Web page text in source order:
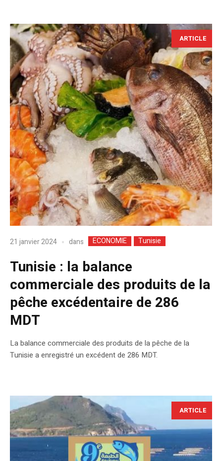
ARTICLE
21 janvier 2024 dans ECONOMIE Tunisie
Tunisie : la balance
commerciale des produits de la
pêche excédentaire de 286
MDT
La balance commerciale des produits de la pêche de la
Tunisie a enregistré un excédent de 286 MDT.
ARTICLE